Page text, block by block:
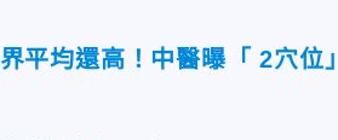
平均還高！中醫曝「 2穴位」